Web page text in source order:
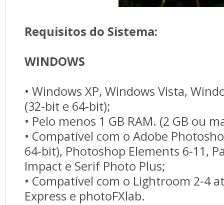
Requisitos do Sistema:
WINDOWS
• Windows XP, Windows Vista,
(32-bit e 64-bit);
• Pelo menos 1 GB RAM. (2 GB ou
• Compatível com o Adobe
64-bit), Photoshop Elements 6-11,
Impact e Serif Photo Plus;
• Compatível com o Lightroom 2-4
Express e photoFXlab.